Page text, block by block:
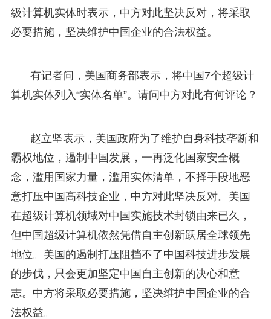
级计算机实体时表示，中方对此坚决反对，将采取
必要措施，坚决维护中国企业的合法权益。
有记者问，美国商务部表示，将中国7个超级计
算机实体列入“实体名单”。请问中方对此有何评论？
赵立坚表示，美国政府为了维护自身科技垄断和
霸权地位，遏制中国发展，一再泛化国家安全概
念，滥用国家力量，滥用实体清单，不择手段地恶
意打压中国高科技企业，中方对此坚决反对。美国
在超级计算机领域对中国实施技术封锁由来已久，
但中国超级计算机依然凭借自主创新跃居全球领先
地位。美国的遏制打压阻挡不了中国科技进步发展
的步伐，只会更加坚定中国自主创新的决心和意
志。中方将采取必要措施，坚决维护中国企业的合
法权益。